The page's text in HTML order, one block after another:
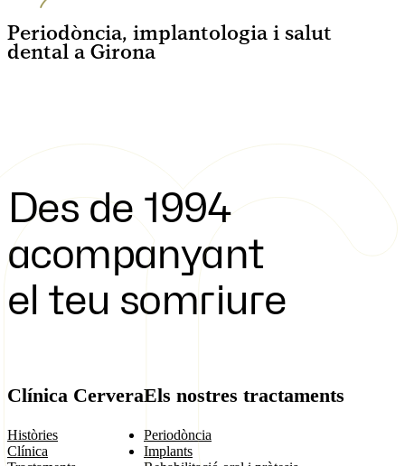
Periodòncia, implantologia i salut
dental a Girona
Des de 1994
acompanyant
el teu somriure
Clínica Cervera
Històries
Clínica
Els nostres tractaments
Periodòncia
Implants